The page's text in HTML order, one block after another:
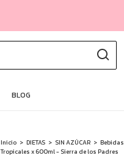
BLOG
Inicio > DIETAS > SIN AZÚCAR > Bebidas
Tropicales x 600ml - Sierra de los Padres